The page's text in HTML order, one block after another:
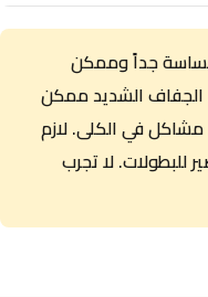
جداً وممكن
الشديد ممكن
في الكلى. لازم
لا تجرب